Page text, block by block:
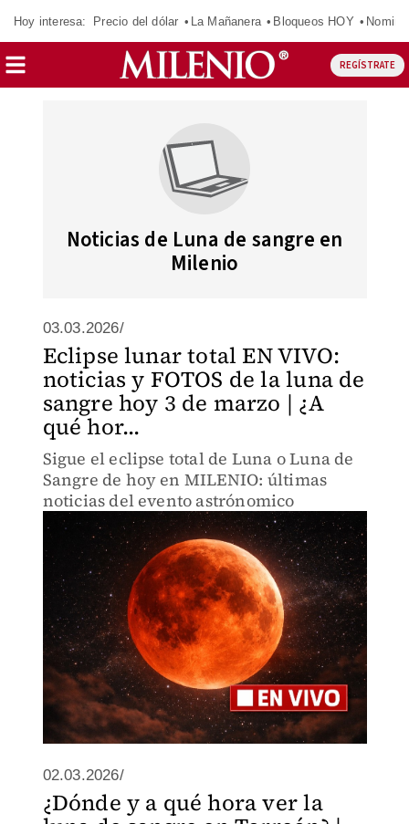
Hoy interesa: Precio del dólar La Mañanera Bloqueos HOY
REGÍSTRATE
Noticias de Luna de sangre en
Milenio
03.03.2026/
Eclipse lunar total EN VIVO:
noticias y FOTOS de la luna de
sangre hoy 3 de marzo | ¿A
qué hor...
Sigue el eclipse total de Luna o Luna de
Sangre de hoy en MILENIO: últimas
noticias del evento astrónomico
02.03.2026/
¿Dónde y a qué hora ver la